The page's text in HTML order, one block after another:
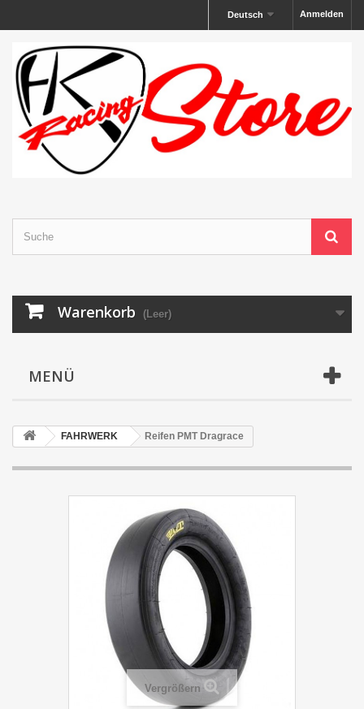
Anmelden
Deutsch
Warenkorb (Leer)
MENÜ
FAHRWERK Reifen PMT Dragrace
Vergrößern